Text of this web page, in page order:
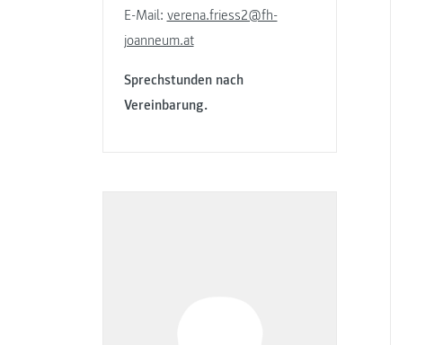
E-Mail: verena.friess2@fh-
joanneum.at
Sprechstunden nach
Vereinbarung.